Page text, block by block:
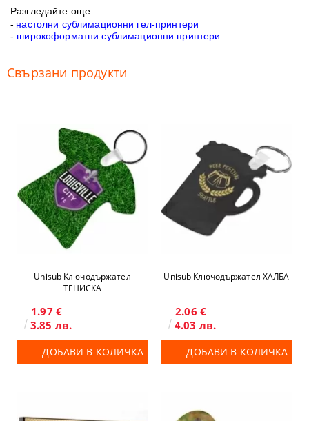
Разгледайте още:
- настолни сублимационни гел-принтери
- широкоформатни сублимационни принтери
Свързани продукти
Unisub Ключодържател
ТЕНИСКА
1.97 €
3.85 лв.
ДОБАВИ В КОЛИЧКА
Unisub Ключодържател ХАЛБА
2.06 €
4.03 лв.
ДОБАВИ В КОЛИЧКА